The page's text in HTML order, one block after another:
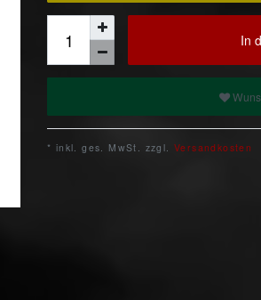
In
* inkl. ges. MwSt. zzgl. Versandkosten